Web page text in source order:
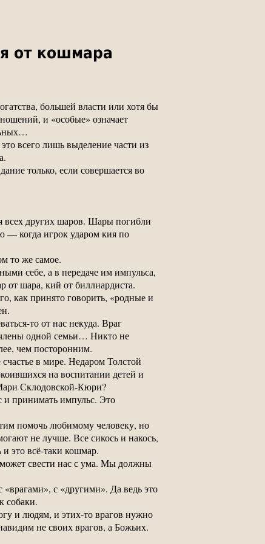
от кошмара
большей власти или хотя бы
и «особые» означает
всего лишь выделение части из
только, если совершается во
всех других шаров. Шары погибли
— когда игрок ударом кия по
то же самое.
себе, а в передаче им импульса,
шара, кий от биллиардиста.
как принято говорить, «родные и
то от нас некуда. Враг
одной семьи… Никто не
чем посторонним.
в мире. Недаром Толстой
на воспитании детей и
Склодовской-Кюри?
и принимать импульс. Это
помочь любимому человеку, но
не лучше. Все сикось и накось,
это всё-таки кошмар.
свести нас с ума. Мы должны
с «другими». Да ведь это
собаки.
и людям, и этих-то врагов нужно
не своих врагов, а Божьих.